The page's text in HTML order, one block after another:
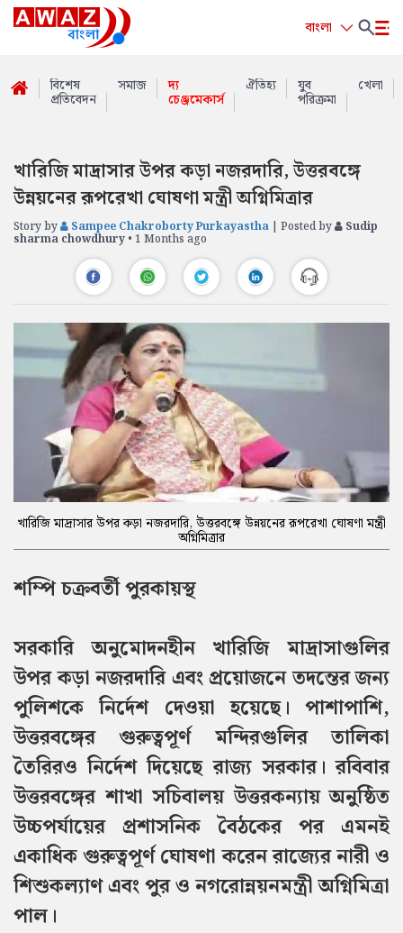
বাংলা
বিশেষ
প্রতিবেদন
সমাজ দ্য
চেঞ্জমেকার্স
ঐতিহ্য যুব
পরিক্রমা
খেলা
খারিজি মাদ্রাসার উপর কড়া নজরদারি, উত্তরবঙ্গে
উন্নয়নের রূপরেখা ঘোষণা মন্ত্রী অগ্নিমিত্রার
Story by Sampee Chakroborty Purkayastha | Posted by Sudip
sharma chowdhury • 1 Months ago
খারিজি মাদ্রাসার উপর কড়া নজরদারি, উত্তরবঙ্গে উন্নয়নের রূপরেখা ঘোষণা মন্ত্রী
অগ্নিমিত্রার
শম্পি চক্রবর্তী পুরকায়স্থ
সরকারি অনুমোদনহীন খারিজি মাদ্রাসাগুলির
উপর কড়া নজরদারি এবং প্রয়োজনে তদন্তের জন্য
পুলিশকে নির্দেশ দেওয়া হয়েছে। পাশাপাশি,
উত্তরবঙ্গের গুরুত্বপূর্ণ মন্দিরগুলির তালিকা
তৈরিরও নির্দেশ দিয়েছে রাজ্য সরকার। রবিবার
উত্তরবঙ্গের শাখা সচিবালয় উত্তরকন্যায় অনুষ্ঠিত
উচ্চপর্যায়ের প্রশাসনিক বৈঠকের পর এমনই
একাধিক গুরুত্বপূর্ণ ঘোষণা করেন রাজ্যের নারী ও
শিশুকল্যাণ এবং পুর ও নগরোন্নয়নমন্ত্রী অগ্নিমিত্রা
পাল।